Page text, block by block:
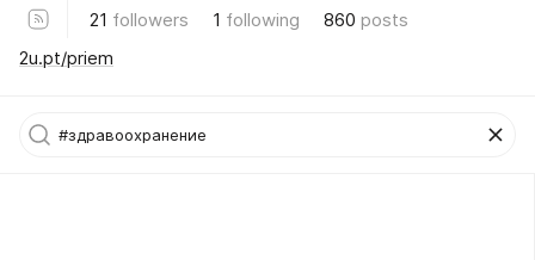
21 followers 1 following 860 posts
2u.pt/priem